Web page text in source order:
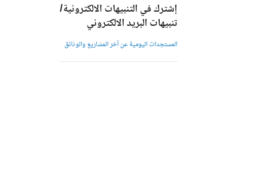
إشترك في التنبيهات الالكترونية/
تنبيهات البريد الالكتروني
المستجدات اليومية عن آخر المشاريع والوثائق